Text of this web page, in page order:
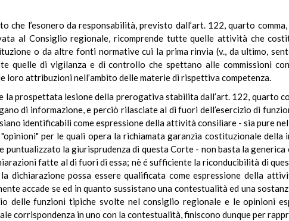
che l’esonero da responsabilità, previsto dall’art. 122, quarto
al Consiglio regionale, ricomprende tutte quelle attività che
o da altre fonti normative cui la prima rinvia (v., da ultimo,
quelle di vigilanza e di controllo che spettano alle commissioni
loro attribuzioni nell’ambito delle materie di rispettiva competenza.
la prospettata lesione della prerogativa stabilita dall’art. 122, quarto
di informazione, e perciò rilasciate al di fuori dell’esercizio di
identificabili come espressione della attività consiliare - sia pure
per le quali opera la richiamata garanzia costituzionale della
la giurisprudenza di questa Corte - non basta la
fatte al di fuori di essa; nè é sufficiente la riconducibilità di
dichiarazione possa essere qualificata come espressione della
accade se ed in quanto sussistano una contestualità ed una
delle funzioni tipiche svolte nel consiglio regionale e le opinioni
corrispondenza in uno con la contestualità, finiscono dunque per